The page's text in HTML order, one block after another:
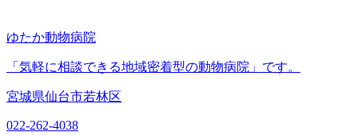
ゆたか動物病院
「気軽に相談できる地域密着型の動物病院」です。
宮城県仙台市若林区
022-262-4038